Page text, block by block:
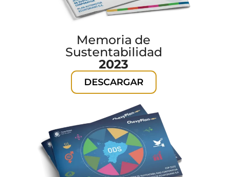
Memoria de
Sustentabilidad
2023
DESCARGAR